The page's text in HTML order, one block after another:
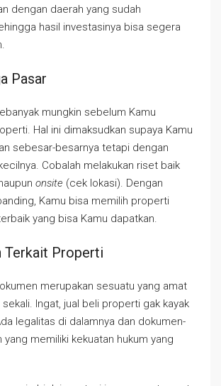
dengan daerah yang sudah
hasil investasinya bisa segera
Pasar
mungkin sebelum Kamu
Hal ini dimaksudkan supaya Kamu
sebesar-besarnya tetapi dengan
Cobalah melakukan riset baik
onsite (cek lokasi). Dengan
Kamu bisa memilih properti
yang bisa Kamu dapatkan.
Terkait Properti
merupakan sesuatu yang amat
Ingat, jual beli properti gak kayak
legalitas di dalamnya dan dokumen-
yang memiliki kekuatan hukum yang